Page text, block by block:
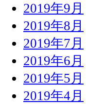
2019年9月
2019年8月
2019年7月
2019年6月
2019年5月
2019年4月